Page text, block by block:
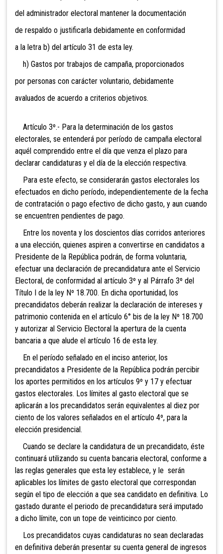
del administrador electoral mantener la documentación
de respaldo o justificarla debidamente en conformidad
a la letra b) del artículo 31 de esta ley.
h) Gastos por trabajos de campaña, proporcionados
por personas con carácter voluntario, debidamente
avaluados de acuerdo a criterios objetivos.
Artículo 3º.- Para la determinación de los gastos
electorales, se entenderá por período de campaña electoral
aquél comprendido entre el día que venza el plazo para
declarar candidaturas y el día de la elección respectiva.
Para este efecto, se considerarán gastos electorales los
efectuados en dicho período, independientemente de la fecha
de contratación o pago efectivo de dicho gasto, y aun cuando
se encuentren pendientes de pago.
Entre los noventa y los doscientos días corridos anteriores
a una elección, quienes aspiren a convertirse en candidatos a
Presidente de la República podrán, de forma voluntaria,
efectuar una declaración de precandidatura ante el Servicio
Electoral, de conformidad al artículo 3º y al Párrafo 3º del
Título I de la ley Nº 18.700. En dicha oportunidad, los
precandidatos deberán realizar la declaración de intereses y
patrimonio contenida en el artículo 6° bis de la ley Nº 18.700
y autorizar al Servicio Electoral la apertura de la cuenta
bancaria a que alude el artículo 16 de esta ley.
En el período señalado en el inciso anterior, los
precandidatos a Presidente de la República podrán percibir
los aportes permitidos en los artículos 9º y 17 y efectuar
gastos electorales. Los límites al gasto electoral que se
aplicarán a los precandidatos serán equivalentes al diez por
ciento de los valores señalados en el artículo 4º, para la
elección presidencial.
Cuando se declare la candidatura de un precandidato, éste
continuará utilizando su cuenta bancaria electoral, conforme a
las reglas generales que esta ley establece, y le serán
aplicables los límites de gasto electoral que correspondan
según el tipo de elección a que sea candidato en definitiva. Lo
gastado durante el periodo de precandidatura será imputado
a dicho límite, con un tope de veinticinco por ciento.
Los precandidatos cuyas candidaturas no sean declaradas
en definitiva deberán presentar su cuenta general de ingresos